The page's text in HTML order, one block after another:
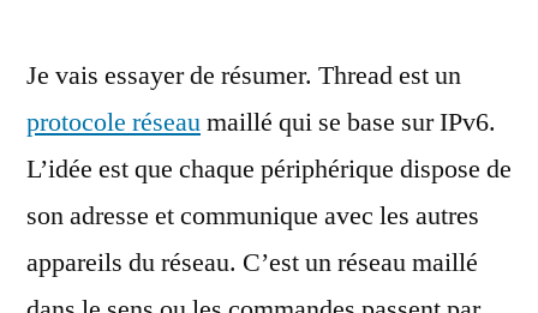
la
Je vais essayer de résumer. Thread est un
protocole réseaumaillé qui se base sur IPv6.
L’idée est que chaque périphérique dispose de
son adresse et communique avec les autres
appareils du réseau. C’est un réseau maillé